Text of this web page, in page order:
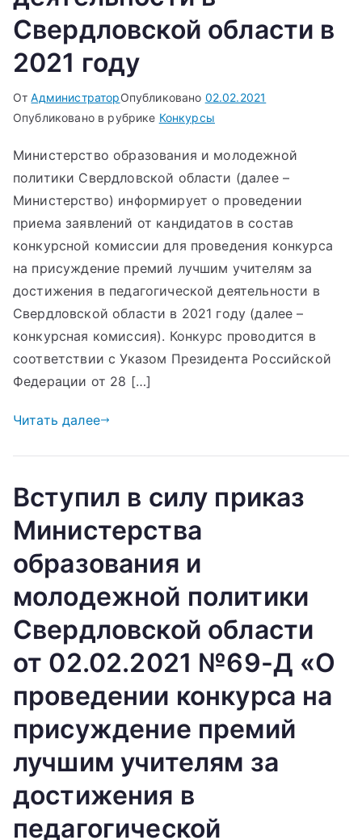
Свердловской области в
2021 году
ОтАдминистраторОпубликовано 02.02.2021
Опубликовано в рубрике Конкурсы
Министерство образования и молодежной
политики Свердловской области (далее –
Министерство) информирует о проведении
приема заявлений от кандидатов в состав
конкурсной комиссии для проведения конкурса
на присуждение премий лучшим учителям за
достижения в педагогической деятельности в
Свердловской области в 2021 году (далее –
конкурсная комиссия). Конкурс проводится в
соответствии с Указом Президента Российской
Федерации от 28 […]
Читать далее
Вступил в силу приказ
Министерства
образования и
молодежной политики
Свердловской области
от 02.02.2021 №69-Д «О
проведении конкурса на
присуждение премий
лучшим учителям за
достижения в
педагогической